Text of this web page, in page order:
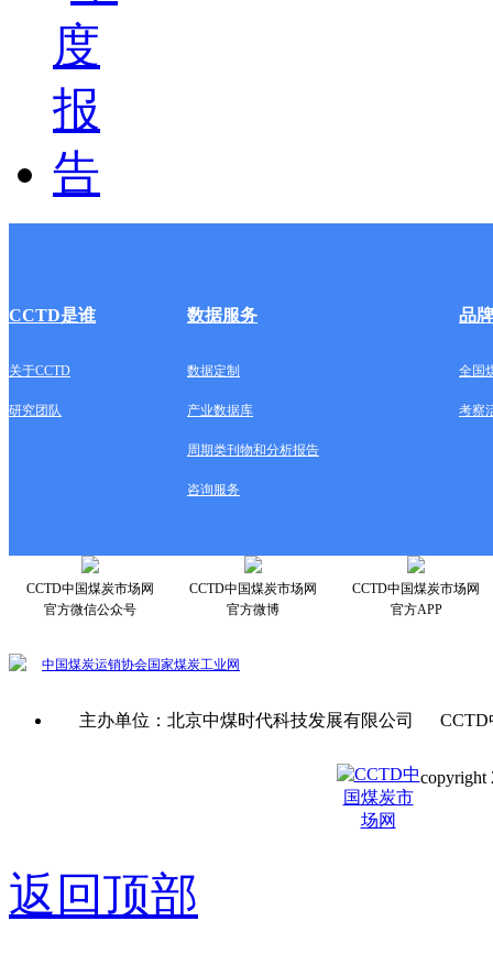
CCTD是谁 数据服务 品
关于CCTD 数据定制 全国
研究团队 产业数据库 考察
周期类刊物和分析报告
咨询服务
CCTD中国煤炭市场网
官方微信公众号
CCTD中国煤炭市场网
官方微博
CCTD中国煤炭市场网
官方APP
中国煤炭运销协会国家煤炭工业网
主办单位：北京中煤时代科技发展有限公司
copyright
返回顶部